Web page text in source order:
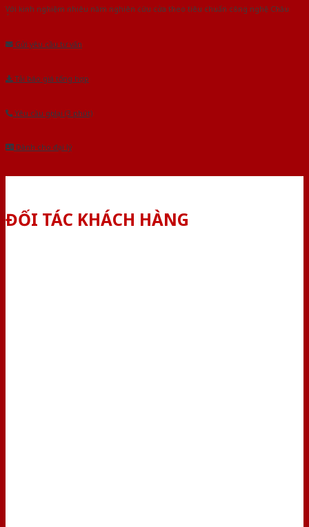
Với kinh nghiệm nhiêu năm nghiên cứu cửa theo tiêu chuẩn công nghệ Châu
Gửi yêu cầu tư vấn
Tải báo giá tổng hợp
Yêu cầu gọi lại (3 phút)
Dành cho đại lý
ĐỐI TÁC KHÁCH HÀNG